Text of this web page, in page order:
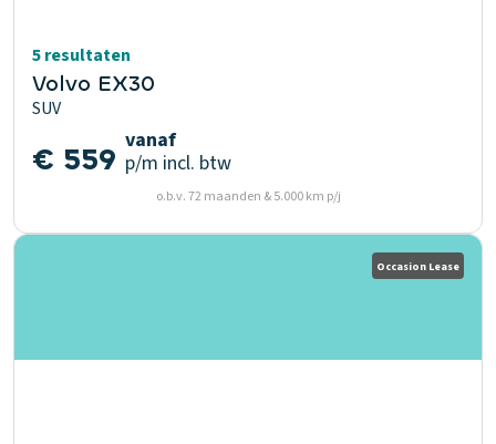
5 resultaten
Volvo EX30
SUV
€ 559 vanaf
p/m incl. btw
o.b.v. 72 maanden & 5.000 km p/j
Occasion Lease